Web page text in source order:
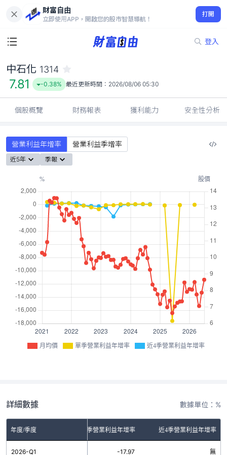
財富自由
立即使用APP，開啟您的股市智慧導航！
打開
登入
7.81
-0.38%
中石化 1314
7.81 -0.38% 最近更新時間： 2026/08/06 05:30
個股概覽 財務報表 獲利能力 安全性分析
營業利益年增率 營業利益季增率
近5年 季報
月均價 單季營業利益年增率 近4季營業利益年增率
詳細數據 數據單位：%
年度/季度 單季營業利益年增率 近4季營業利益年增率
2026-Q1 -17.97 無